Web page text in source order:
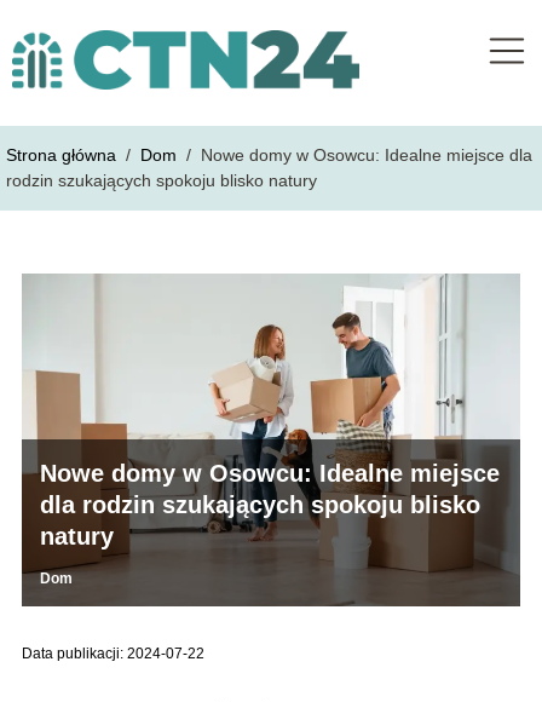
Strona główna / Dom / Nowe domy w Osowcu: Idealne miejsce dla
rodzin szukających spokoju blisko natury
Nowe domy w Osowcu: Idealne miejsce
dla rodzin szukających spokoju blisko
natury
Dom
Data publikacji: 2024-07-22